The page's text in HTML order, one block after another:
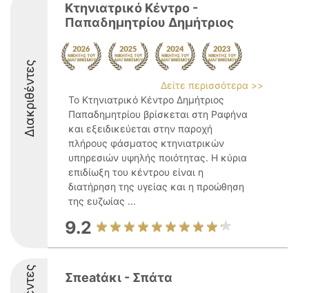
Διακριθέντες
Κτηνιατρικό Κέντρο -
Παπαδημητρίου Δημήτριος
Δείτε περισσότερα >>
Το Κτηνιατρικό Κέντρο Δημήτριος
Παπαδημητρίου βρίσκεται στη Ραφήνα
και εξειδικεύεται στην παροχή
πλήρους φάσματος κτηνιατρικών
υπηρεσιών υψηλής ποιότητας. Η κύρια
επιδίωξη του κέντρου είναι η
διατήρηση της υγείας και η προώθηση
της ευζωίας ...
9.2
Σπeatάκι - Σπάτα